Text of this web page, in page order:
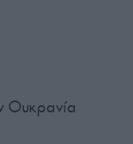
Ουκρανία